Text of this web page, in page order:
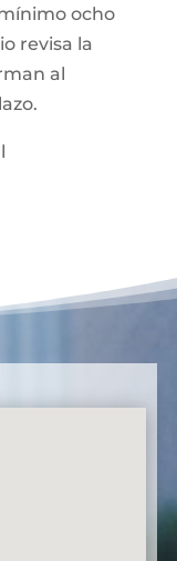
ocho
revisa la
al